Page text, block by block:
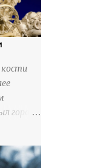
кости
город
моржей.